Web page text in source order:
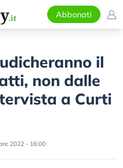
Abbonati
il
non dalle
a Curti
2022 - 16:00